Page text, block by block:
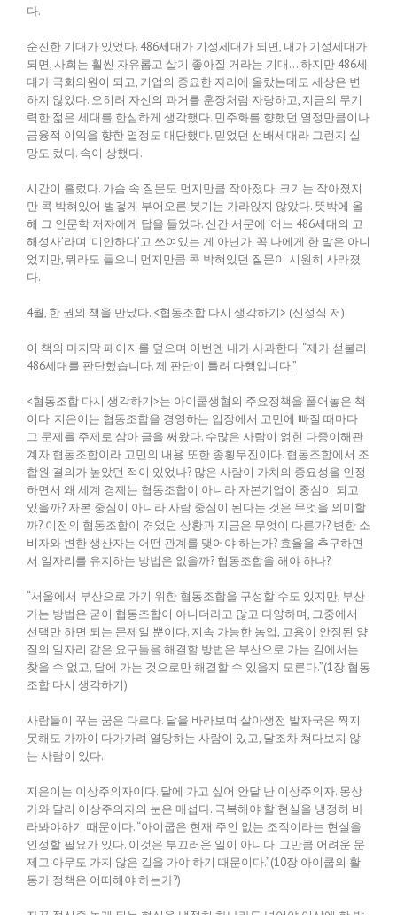
다.
순진한 기대가 있었다. 486세대가 기성세대가 되면, 내가 기성세대가
되면, 사회는 훨씬 자유롭고 살기 좋아질 거라는 기대… 하지만 486세
대가 국회의원이 되고, 기업의 중요한 자리에 올랐는데도 세상은 변
하지 않았다. 오히려 자신의 과거를 훈장처럼 자랑하고, 지금의 무기
력한 젊은 세대를 한심하게 생각했다. 민주화를 향했던 열정만큼이나
금융적 이익을 향한 열정도 대단했다. 믿었던 선배세대라 그런지 실
망도 컸다. 속이 상했다.
시간이 흘렀다. 가슴 속 질문도 먼지만큼 작아졌다. 크기는 작아졌지
만 콕 박혀있어 벌겋게 부어오른 붓기는 가라앉지 않았다. 뜻밖에 올
해 그 인문학 저자에게 답을 들었다. 신간 서문에 ‘어느 486세대의 고
해성사’라며 ‘미안하다’고 쓰여있는 게 아닌가. 꼭 나에게 한 말은 아니
었지만, 뭐라도 들으니 먼지만큼 콕 박혀있던 질문이 시원히 사라졌
다.
4월, 한 권의 책을 만났다. <협동조합 다시 생각하기> (신성식 저)
이 책의 마지막 페이지를 덮으며 이번엔 내가 사과한다. “제가 섣불리
486세대를 판단했습니다. 제 판단이 틀려 다행입니다.”
<협동조합 다시 생각하기>는 아이쿱생협의 주요정책을 풀어놓은 책
이다. 지은이는 협동조합을 경영하는 입장에서 고민에 빠질 때마다
그 문제를 주제로 삼아 글을 써왔다. 수많은 사람이 얽힌 다중이해관
계자 협동조합이라 고민의 내용 또한 종횡무진이다. 협동조합에서 조
합원 결의가 높았던 적이 있었나? 많은 사람이 가치의 중요성을 인정
하면서 왜 세계 경제는 협동조합이 아니라 자본기업이 중심이 되고
있을까? 자본 중심이 아니라 사람 중심이 된다는 것은 무엇을 의미할
까? 이전의 협동조합이 겪었던 상황과 지금은 무엇이 다른가? 변한 소
비자와 변한 생산자는 어떤 관계를 맺어야 하는가? 효율을 추구하면
서 일자리를 유지하는 방법은 없을까? 협동조합을 해야 하나?
“서울에서 부산으로 가기 위한 협동조합을 구성할 수도 있지만, 부산
가는 방법은 굳이 협동조합이 아니더라고 많고 다양하며, 그중에서
선택만 하면 되는 문제일 뿐이다. 지속 가능한 농업, 고용이 안정된 양
질의 일자리 같은 요구들을 해결할 방법은 부산으로 가는 길에서는
찾을 수 없고, 달에 가는 것으로만 해결할 수 있을지 모른다.”(1장 협동
조합 다시 생각하기)
사람들이 꾸는 꿈은 다르다. 달을 바라보며 살아생전 발자국은 찍지
못해도 가까이 다가가려 열망하는 사람이 있고, 달조차 쳐다보지 않
는 사람이 있다.
지은이는 이상주의자이다. 달에 가고 싶어 안달 난 이상주의자. 몽상
가와 달리 이상주의자의 눈은 매섭다. 극복해야 할 현실을 냉정히 바
라봐야하기 때문이다. “아이쿱은 현재 주인 없는 조직이라는 현실을
인정할 필요가 있다. 이것은 부끄러운 일이 아니다. 그만큼 어려운 문
제고 아무도 가지 않은 길을 가야 하기 때문이다.”(10장 아이쿱의 활
동가 정책은 어떠해야 하는가?)